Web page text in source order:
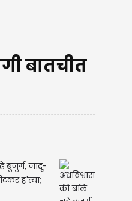
बातचीत
बुजुर्ग, जादू-
ह'त्या;